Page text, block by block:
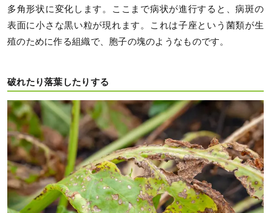
多角形状に変化します。ここまで病状が進行すると、病斑の
表面に小さな黒い粒が現れます。これは子座という菌類が生
殖のために作る組織で、胞子の塊のようなものです。
破れたり落葉したりする